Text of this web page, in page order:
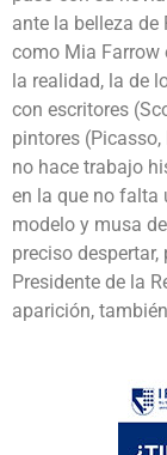
ante la belleza de
como Mia Farrow
la realidad, la de
con escritores
pintores
no hace trabajo
en la que no falta
modelo y musa
preciso
Presidente de la
aparición,